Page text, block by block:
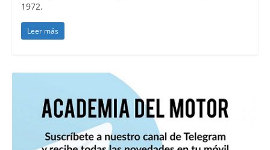
1972.
Leer más